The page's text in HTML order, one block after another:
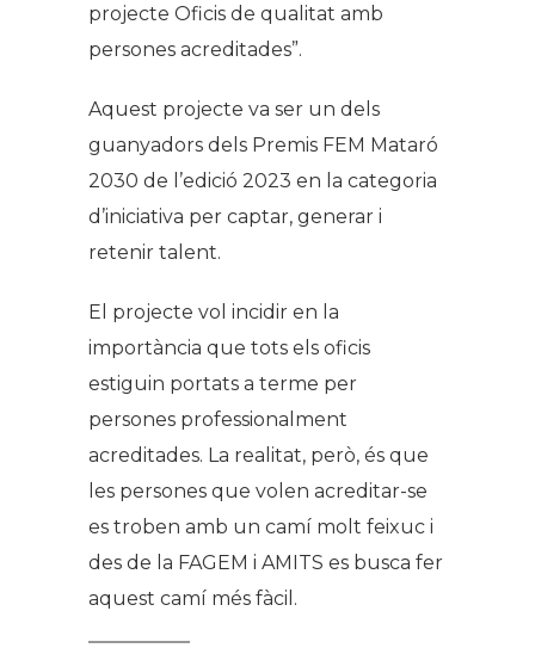
projecte Oficis de qualitat amb
persones acreditades”.
Aquest projecte va ser un dels
guanyadors dels Premis FEM Mataró
2030 de l’edició 2023 en la categoria
d’iniciativa per captar, generar i
retenir talent.
El projecte vol incidir en la
importància que tots els oficis
estiguin portats a terme per
persones professionalment
acreditades. La realitat, però, és que
les persones que volen acreditar-se
es troben amb un camí molt feixuc i
des de la FAGEM i AMITS es busca fer
aquest camí més fàcil.